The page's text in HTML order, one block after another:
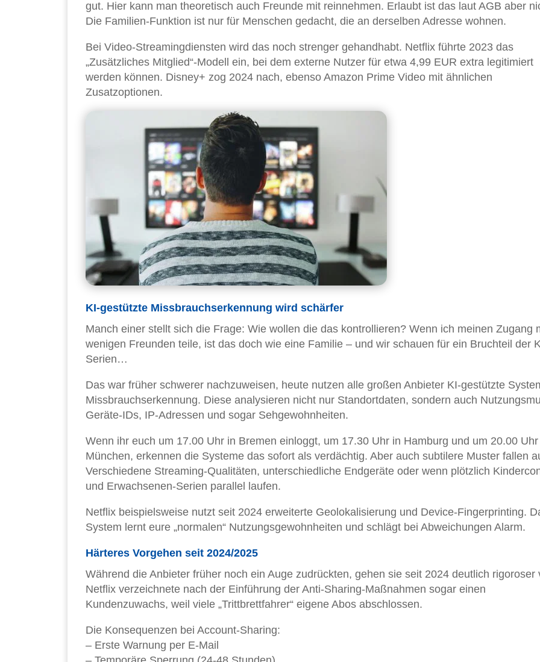
gut. Hier kann man theoretisch auch Freunde mit reinnehmen. Erlaubt ist das laut AGB aber
Die Familien-Funktion ist nur für Menschen gedacht, die an derselben Adresse wohnen.
Bei Video-Streamingdiensten wird das noch strenger gehandhabt. Netflix führte 2023 das
„Zusätzliches Mitglied“-Modell ein, bei dem externe Nutzer für etwa 4,99 EUR extra legitimiert
werden können. Disney+ zog 2024 nach, ebenso Amazon Prime Video mit ähnlichen
Zusatzoptionen.
KI-gestützte Missbrauchserkennung wird schärfer
Manch einer stellt sich die Frage: Wie wollen die das kontrollieren? Wenn ich meinen Zugang
wenigen Freunden teile, ist das doch wie eine Familie – und wir schauen für ein Bruchteil der
Serien…
Das war früher schwerer nachzuweisen, heute nutzen alle großen Anbieter KI-gestützte
Missbrauchserkennung. Diese analysieren nicht nur Standortdaten, sondern auch
Geräte-IDs, IP-Adressen und sogar Sehgewohnheiten.
Wenn ihr euch um 17.00 Uhr in Bremen einloggt, um 17.30 Uhr in Hamburg und um 20.00 Uhr
München, erkennen die Systeme das sofort als verdächtig. Aber auch subtilere Muster fallen
Verschiedene Streaming-Qualitäten, unterschiedliche Endgeräte oder wenn plötzlich
und Erwachsenen-Serien parallel laufen.
Netflix beispielsweise nutzt seit 2024 erweiterte Geolokalisierung und Device-Fingerprinting.
System lernt eure „normalen“ Nutzungsgewohnheiten und schlägt bei Abweichungen Alarm.
Härteres Vorgehen seit 2024/2025
Während die Anbieter früher noch ein Auge zudrückten, gehen sie seit 2024 deutlich rigoroser
Netflix verzeichnete nach der Einführung der Anti-Sharing-Maßnahmen sogar einen
Kundenzuwachs, weil viele „Trittbrettfahrer“ eigene Abos abschlossen.
Die Konsequenzen bei Account-Sharing:
– Erste Warnung per E-Mail